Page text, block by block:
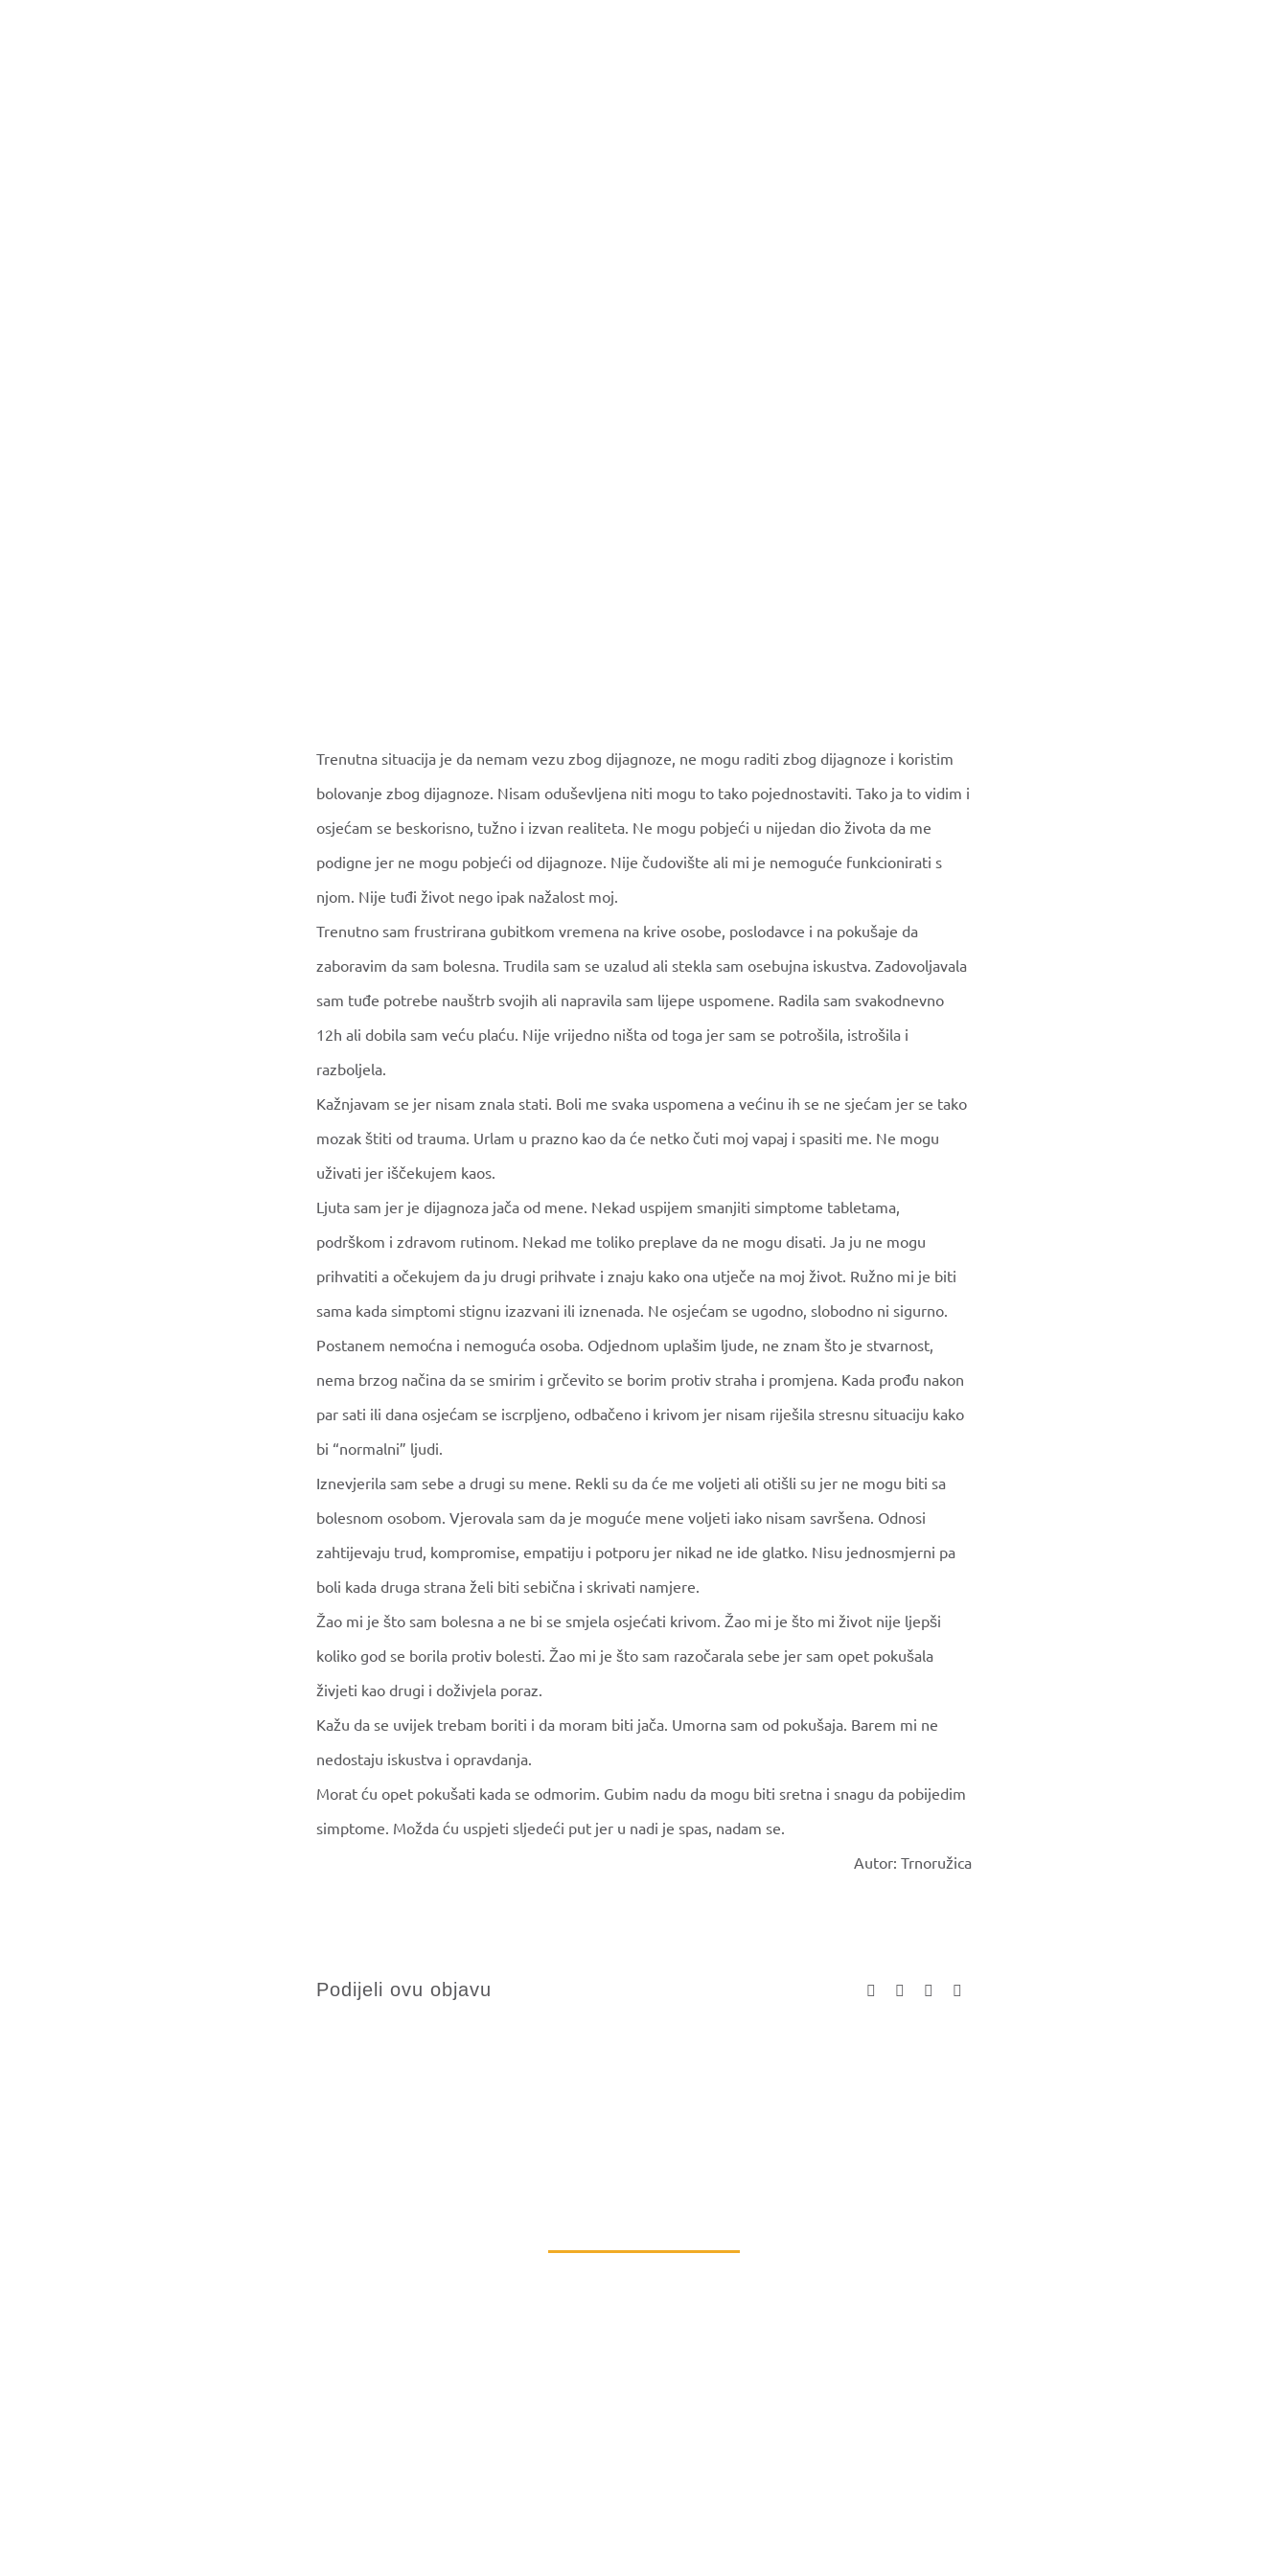
Trenutna situacija je da nemam vezu zbog dijagnoze, ne mogu raditi zbog dijagnoze i koristim
bolovanje zbog dijagnoze. Nisam oduševljena niti mogu to tako pojednostaviti. Tako ja to vidim i
osjećam se beskorisno, tužno i izvan realiteta. Ne mogu pobjeći u nijedan dio života da me
podigne jer ne mogu pobjeći od dijagnoze. Nije čudovište ali mi je nemoguće funkcionirati s
njom. Nije tuđi život nego ipak nažalost moj.
Trenutno sam frustrirana gubitkom vremena na krive osobe, poslodavce i na pokušaje da
zaboravim da sam bolesna. Trudila sam se uzalud ali stekla sam osebujna iskustva. Zadovoljavala
sam tuđe potrebe nauštrb svojih ali napravila sam lijepe uspomene. Radila sam svakodnevno
12h ali dobila sam veću plaću. Nije vrijedno ništa od toga jer sam se potrošila, istrošila i
razboljela.
Kažnjavam se jer nisam znala stati. Boli me svaka uspomena a većinu ih se ne sjećam jer se tako
mozak štiti od trauma. Urlam u prazno kao da će netko čuti moj vapaj i spasiti me. Ne mogu
uživati jer iščekujem kaos.
Ljuta sam jer je dijagnoza jača od mene. Nekad uspijem smanjiti simptome tabletama,
podrškom i zdravom rutinom. Nekad me toliko preplave da ne mogu disati. Ja ju ne mogu
prihvatiti a očekujem da ju drugi prihvate i znaju kako ona utječe na moj život. Ružno mi je biti
sama kada simptomi stignu izazvani ili iznenada. Ne osjećam se ugodno, slobodno ni sigurno.
Postanem nemoćna i nemoguća osoba. Odjednom uplašim ljude, ne znam što je stvarnost,
nema brzog načina da se smirim i grčevito se borim protiv straha i promjena. Kada prođu nakon
par sati ili dana osjećam se iscrpljeno, odbačeno i krivom jer nisam riješila stresnu situaciju kako
bi “normalni” ljudi.
Iznevjerila sam sebe a drugi su mene. Rekli su da će me voljeti ali otišli su jer ne mogu biti sa
bolesnom osobom. Vjerovala sam da je moguće mene voljeti iako nisam savršena. Odnosi
zahtijevaju trud, kompromise, empatiju i potporu jer nikad ne ide glatko. Nisu jednosmjerni pa
boli kada druga strana želi biti sebična i skrivati namjere.
Žao mi je što sam bolesna a ne bi se smjela osjećati krivom. Žao mi je što mi život nije ljepši
koliko god se borila protiv bolesti. Žao mi je što sam razočarala sebe jer sam opet pokušala
živjeti kao drugi i doživjela poraz.
Kažu da se uvijek trebam boriti i da moram biti jača. Umorna sam od pokušaja. Barem mi ne
nedostaju iskustva i opravdanja.
Morat ću opet pokušati kada se odmorim. Gubim nadu da mogu biti sretna i snagu da pobijedim
simptome. Možda ću uspjeti sljedeći put jer u nadi je spas, nadam se.
Autor: Trnoružica
Podijeli ovu objavu